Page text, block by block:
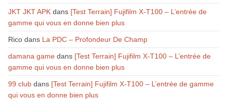
JKT JKT APKdans [Test Terrain] Fujifilm X-T100 – L’entrée de
gamme qui vous en donne bien plus
Ricodans La PDC – Profondeur De Champ
damana gamedans [Test Terrain] Fujifilm X-T100 – L’entrée de
gamme qui vous en donne bien plus
99 clubdans [Test Terrain] Fujifilm X-T100 – L’entrée de gamme
qui vous en donne bien plus